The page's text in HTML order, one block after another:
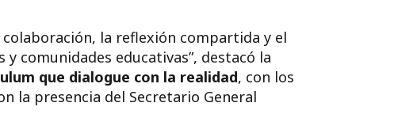
la reflexión compartida y el
comunidades educativas”, destacó la
que dialogue con la realidad, con los
la presencia del Secretario General